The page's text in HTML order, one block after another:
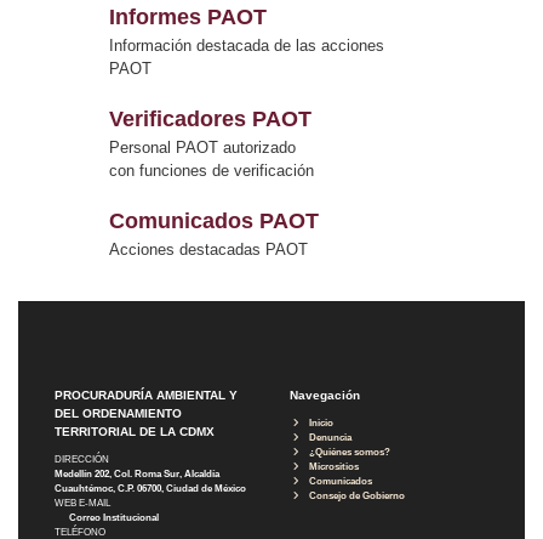
Informes PAOT
Información destacada de las acciones
PAOT
Verificadores PAOT
Personal PAOT autorizado
con funciones de verificación
Comunicados PAOT
Acciones destacadas PAOT
PROCURADURÍA AMBIENTAL Y
DEL ORDENAMIENTO
TERRITORIAL DE LA CDMX
DIRECCIÓN
Medellín 202, Col. Roma Sur, Alcaldía
Cuauhtémoc, C.P. 06700, Ciudad de México
WEB E-MAIL
Correo Institucional
TELÉFONO
Navegación
Inicio
Denuncia
¿Quiénes somos?
Micrositios
Comunicados
Consejo de Gobierno